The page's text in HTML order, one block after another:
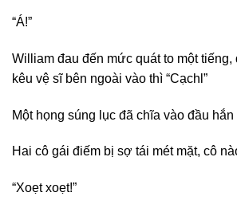
“Á!”
William đau đến mức quát to một tiếng,
kêu vệ sĩ bên ngoài vào thì “Cạchl”
Một họng súng lục đã chĩa vào đầu hắn
Hai cô gái điếm bị sợ tái mét mặt, cô
“Xoẹt xoẹt!”